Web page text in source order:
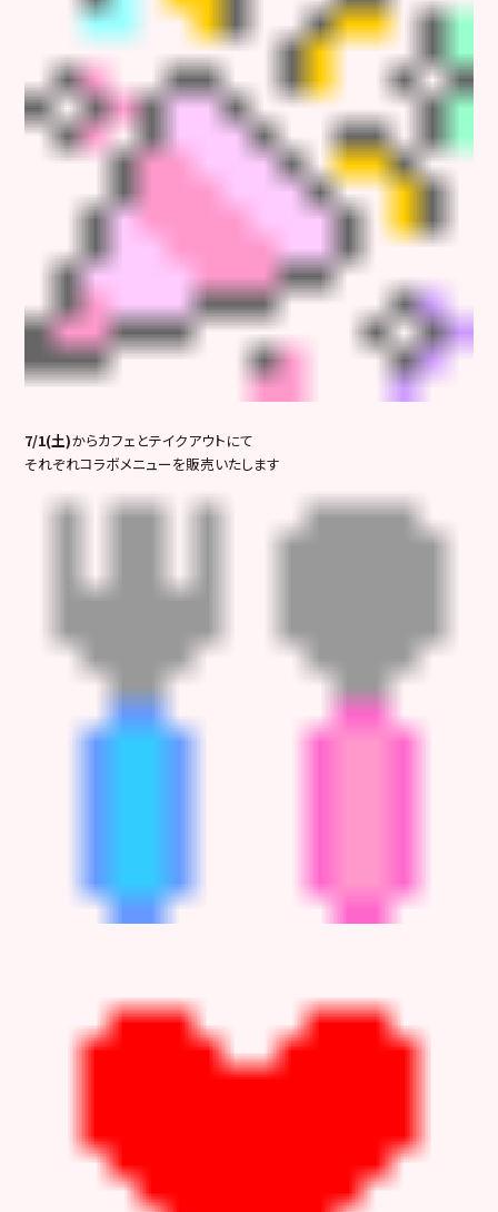
7/1(土)からカフェとテイクアウトにて
それぞれコラボメニューを販売いたします